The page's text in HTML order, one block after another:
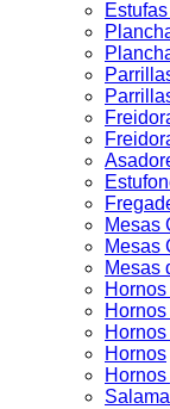
Mesas
Mesas
Mesas
Hornos